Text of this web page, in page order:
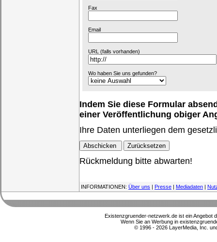
Fax
Email
URL (falls vorhanden)
Wo haben Sie uns gefunden?
Indem Sie diese Formular
einer Veröffentlichung obiger
Ihre Daten unterliegen dem
Rückmeldung bitte abwarten!
INFORMATIONEN: Über uns | Presse | Mediadaten |
Existenzgruender-netzwerk.de ist ein Angebot
Wenn Sie an Werbung in
© 1996 - 2026 LayerMedia, Inc.